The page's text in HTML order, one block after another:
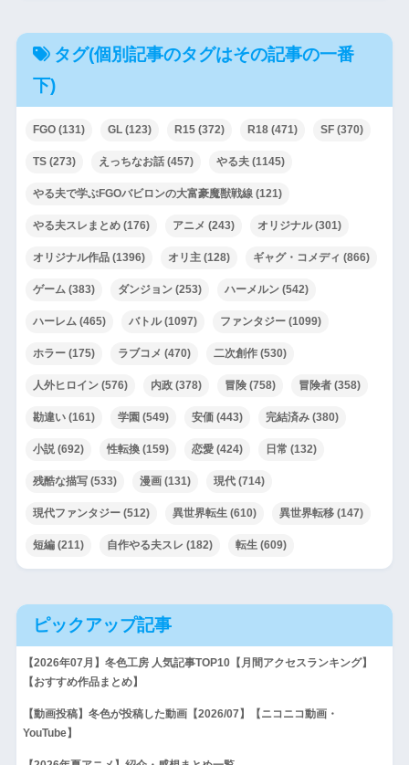
タグ(個別記事のタグはその記事の一番
下)
FGO(131) GL(123) R15(372) R18(471) SF(370)
TS(273) えっちなお話(457) やる夫(1145)
やる夫で学ぶFGOバビロンの大富豪魔獣戦線(121)
やる夫スレまとめ(176) アニメ (243) オリジナル(301)
オリジナル作品(1396) オリ主(128) ギャグ・コメディ (866)
ゲーム (383) ダンジョン(253) ハーメルン(542)
ハーレム (465) バトル(1097) ファンタジー(1099)
ホラー(175) ラブコメ (470) 二次創作(530)
人外ヒロイン(576) 内政(378) 冒険(758) 冒険者(358)
勘違い(161) 学園 (549) 安価(443) 完結済み(380)
小説(692) 性転換(159) 恋愛(424) 日常 (132)
残酷な描写(533) 漫画(131) 現代(714)
現代ファンタジー(512) 異世界転生(610) 異世界転移(147)
短編(211) 自作やる夫スレ (182) 転生(609)
ピックアップ記事
【2026年07月】冬色工房 人気記事TOP10【月間アクセスランキング】
【おすすめ作品まとめ】
【動画投稿】冬色が投稿した動画【2026/07】【ニコニコ動画・
YouTube】